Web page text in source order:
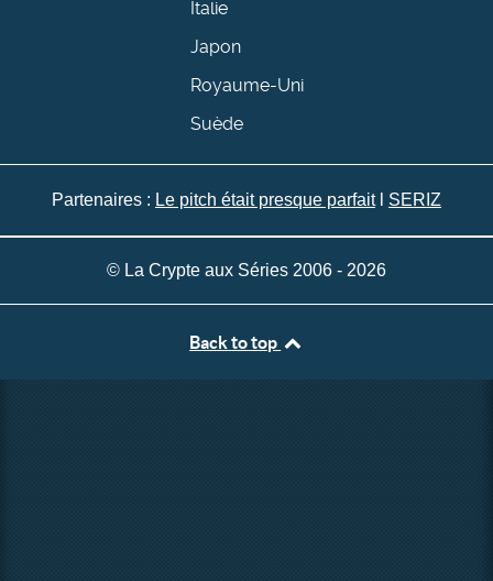
Italie
Japon
Royaume-Uni
Suède
Partenaires : Le pitch était presque parfaitl SERIZ
© La Crypte aux Séries 2006 - 2026
Back to top